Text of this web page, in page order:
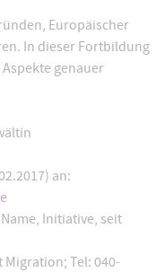
Europäischer
In dieser Fortbildung
genauer
an:
Initiative, seit
Migration; Tel: 040-